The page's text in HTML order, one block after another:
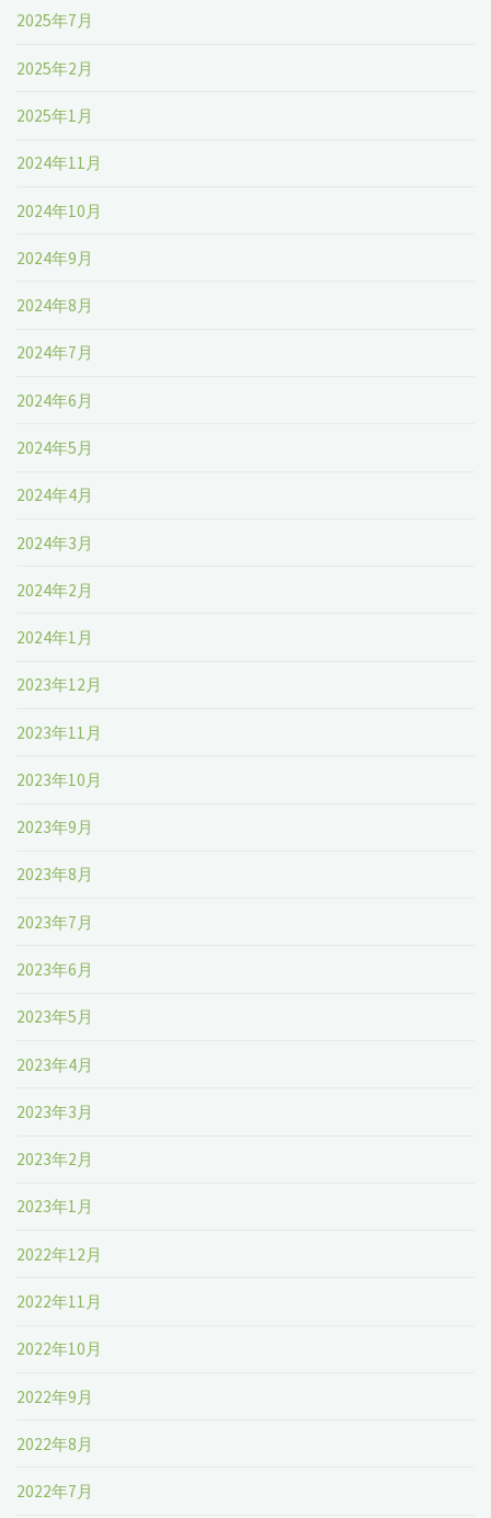
2025年7月
2025年2月
2025年1月
2024年11月
2024年10月
2024年9月
2024年8月
2024年7月
2024年6月
2024年5月
2024年4月
2024年3月
2024年2月
2024年1月
2023年12月
2023年11月
2023年10月
2023年9月
2023年8月
2023年7月
2023年6月
2023年5月
2023年4月
2023年3月
2023年2月
2023年1月
2022年12月
2022年11月
2022年10月
2022年9月
2022年8月
2022年7月